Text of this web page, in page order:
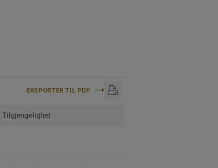
EKSPORTER TIL PDF
Tilgjengelighet